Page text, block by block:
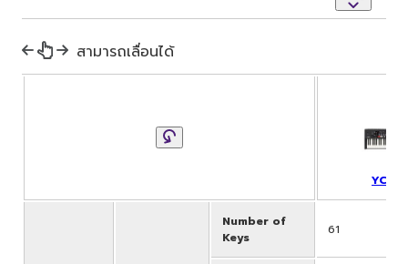
สามารถเลื่อนได้
YC61
Number of
Keys
61